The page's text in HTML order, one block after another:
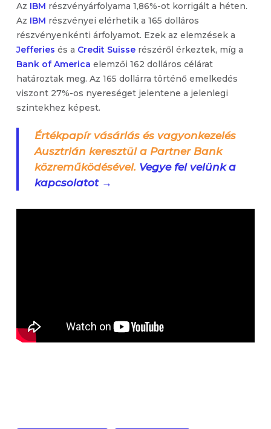
Az IBM részvényárfolyama 1,86%-ot korrigált a héten.
Az IBM részvényei elérhetik a 165 dolláros
részvényenkénti árfolyamot. Ezek az elemzések a
Jefferies és a Credit Suisserészéről érkeztek, míg a
Bank of America elemzői 162 dolláros célárat
határoztak meg. Az 165 dollárra történő emelkedés
viszont 27%-os nyereséget jelentene a jelenlegi
szintekhez képest.
Értékpapír vásárlás és vagyonkezelés
Ausztrián keresztül a Partner Bank
közreműködésével. Vegye fel velünk a
kapcsolatot →